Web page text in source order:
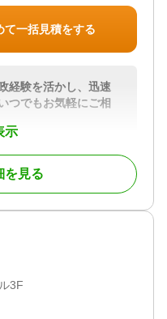
て一括見積をする
示
経験を活かし、迅速
つでもお気軽にご相
く！
分割協議書の作成、
寧に対応いたしま
/ 相続手続き / 銀行
を見る
3F